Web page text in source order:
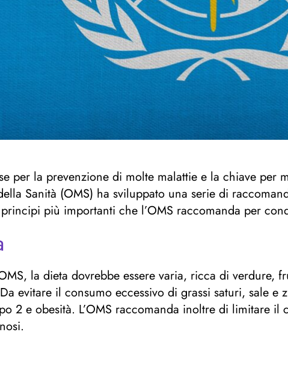
per la prevenzione di molte malattie e la chiave per
Sanità (OMS) ha sviluppato una serie di
più importanti che l’OMS raccomanda per
la dieta dovrebbe essere varia, ricca di
evitare il consumo eccessivo di grassi saturi, sale
2 e obesità. L’OMS raccomanda inoltre di limitare il